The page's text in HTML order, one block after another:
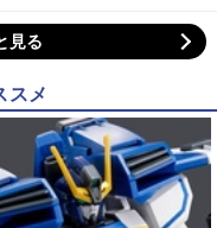
見る
スメ